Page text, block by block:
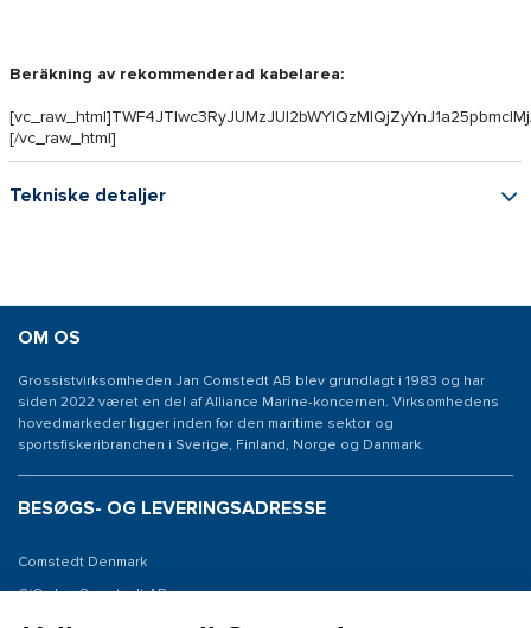
Beräkning av rekommenderad kabelarea:
[/vc_raw_html]
Tekniske detaljer
OM OS
Grossistvirksomheden Jan Comstedt AB blev grundlagt i 1983 og har
siden 2022 været en del af Alliance Marine-koncernen. Virksomhedens
hovedmarkeder ligger inden for den maritime sektor og
sportsfiskeribranchen i Sverige, Finland, Norge og Danmark.
BESØGS- OG LEVERINGSADRESSE
Comstedt Denmark
C/O: Jan Comstedt AB